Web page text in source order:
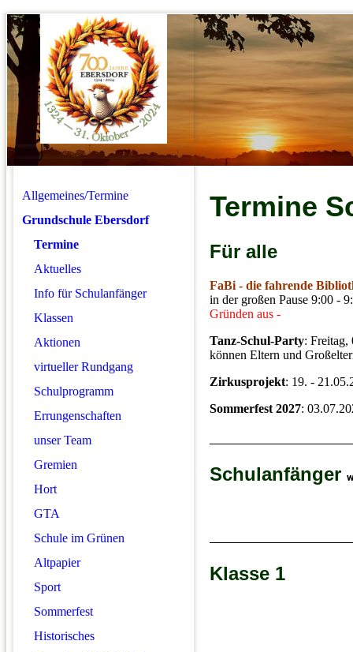
Allgemeines/Termine
Grundschule Ebersdorf
Termine
Aktuelles
Info für Schulanfänger
Klassen
Aktionen
virtueller Rundgang
Schulprogramm
Errungenschaften
unser Team
Gremien
Hort
GTA
Schule im Grünen
Altpapier
Sport
Sommerfest
Historisches
Termine
Für alle
FaBi - die fahrende
in der großen Pause 9:00 -
Gründen aus -
Tanz-Schul-Party: Freitag,
können Eltern und
Zirkusprojekt: 19. -
Sommerfest 2027:
Schulanfänger
Klasse 1